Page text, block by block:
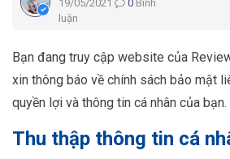
19/05/2021 0 Bình
luận
Bạn đang truy cập website của
xin thông báo về chính sách bảo mật
quyền lợi và thông tin cá nhân của bạn.
Thu thập thông tin cá